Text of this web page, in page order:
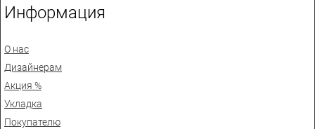
Информация
О нас
Дизайнерам
Акция %
Укладка
Покупателю